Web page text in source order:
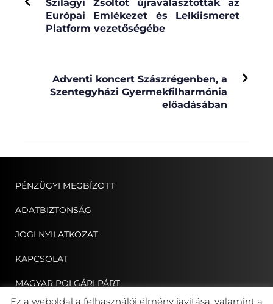
Szilágyi Zsoltot újraválasztották az
Európai Emlékezet és Lelkiismeret
Platform vezetőségébe
Adventi koncert Szászrégenben, a
Szentegyházi Gyermekfilharmónia
előadásában
PÉNZÜGYI MEGBÍZOTT
ADATBIZTONSÁG
JOGI NYILATKOZAT
KAPCSOLAT
MAGYAR POLGÁRI PÁRT
Ez a weboldal a felhasználói élmény javítása, valamint a